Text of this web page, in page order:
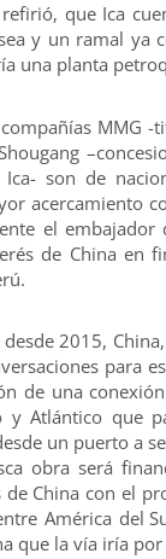
que Ica
y un ramal ya
una planta
MMG -
Ica- son de
acercamiento
el embajador
de China en
2015,
para
de una
y Atlántico que
un puerto a
obra será
China con el
América del
que la vía iría